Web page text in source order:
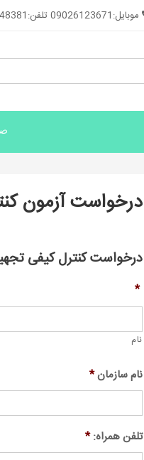
موبایل:09026123671 تلفن:02188548381
درخواست آزمون
درخواست کنترل کیفی
*
نام
نام سازمان*
تلفن همراه: *